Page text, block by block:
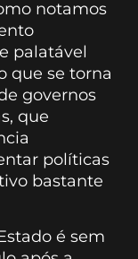
notamos
palatável
que se torna
governos
que
políticas
bastante
é sem